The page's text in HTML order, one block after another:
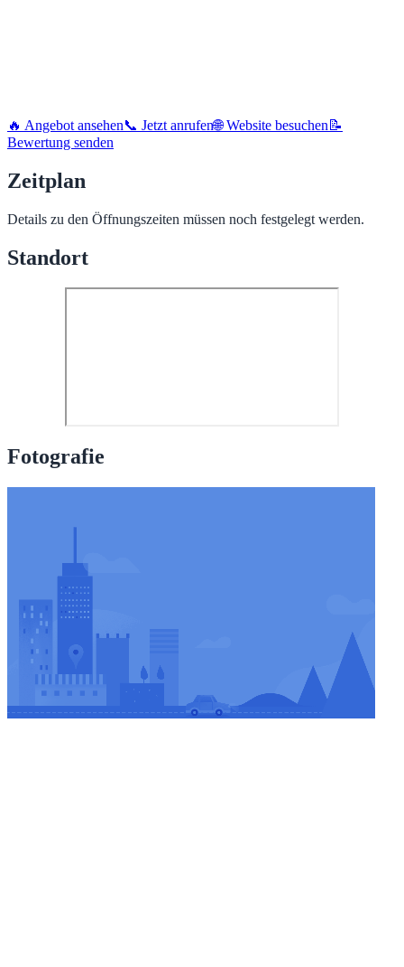
🔥 Angebot ansehen📞 Jetzt anrufen🌐 Website besuchen 📝
Bewertung senden
Zeitplan
Details zu den Öffnungszeiten müssen noch festgelegt werden.
Standort
Fotografie